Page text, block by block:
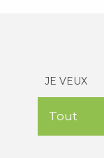
JE VEUX